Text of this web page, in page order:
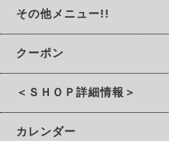
その他メニュー!!
クーポン
＜ＳＨＯＰ詳細情報＞
カレンダー